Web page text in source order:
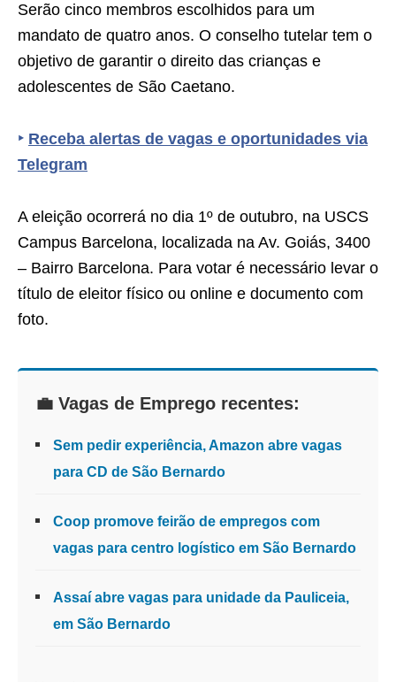
Serão cinco membros escolhidos para um
mandato de quatro anos. O conselho tutelar tem o
objetivo de garantir o direito das crianças e
adolescentes de São Caetano.
‣ Receba alertas de vagas e oportunidades via
Telegram
A eleição ocorrerá no dia 1º de outubro, na USCS
Campus Barcelona, localizada na Av. Goiás, 3400
– Bairro Barcelona. Para votar é necessário levar o
título de eleitor físico ou online e documento com
foto.
💼 Vagas de Emprego recentes:
Sem pedir experiência, Amazon abre vagas
para CD de São Bernardo
Coop promove feirão de empregos com
vagas para centro logístico em São Bernardo
Assaí abre vagas para unidade da Pauliceia,
em São Bernardo